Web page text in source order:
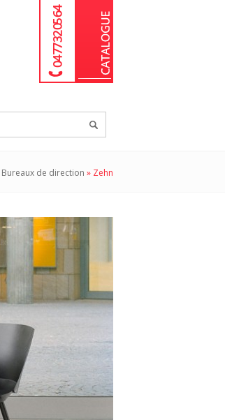
04 77 32 05 64
Bureaux de direction » Zehn